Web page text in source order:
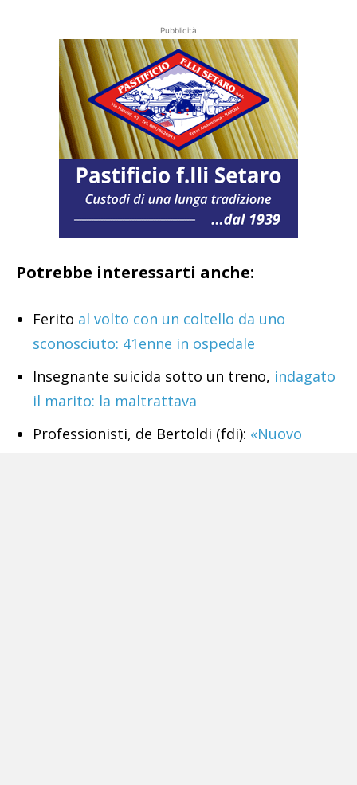
Pubblicità
Potrebbe interessarti anche:
Ferito al volto con un coltello da uno
sconosciuto: 41enne in ospedale
Insegnante suicida sotto un treno, indagato
il marito: la maltrattava
Professionisti, de Bertoldi (fdi): «Nuovo